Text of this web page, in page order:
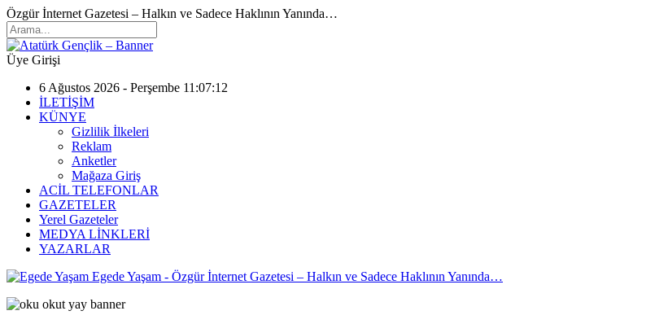
Özgür İnternet Gazetesi – Halkın ve Sadece Haklının Yanında…
Üye Girişi
6 Ağustos 2026 - Perşembe 11:07:12
İLETİŞİM
KÜNYE
Gizlilik İlkeleri
Reklam
Anketler
Mağaza Giriş
ACİL TELEFONLAR
GAZETELER
Yerel Gazeteler
MEDYA LİNKLERİ
YAZARLAR
Egede Yaşam - Özgür İnternet Gazetesi – Halkın ve Sadece Haklının Yanında…